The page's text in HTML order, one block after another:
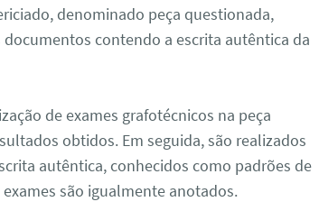
denominado peça questionada,
contendo a escrita autêntica da
de exames grafotécnicos na peça
obtidos. Em seguida, são realizados
autêntica, conhecidos como padrões de
são igualmente anotados.